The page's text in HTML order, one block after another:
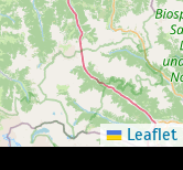
Leaflet